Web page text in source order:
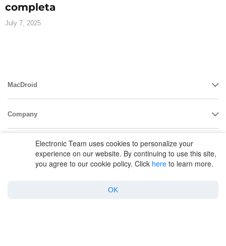
completa
July 7, 2025
MacDroid
Company
Electronic Team uses cookies to personalize your
experience on our website. By continuing to use this site,
you agree to our cookie policy. Click here to learn more.
OK